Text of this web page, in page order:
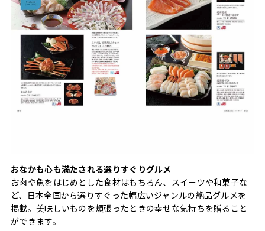
おなかも心も満たされる選りすぐりグルメ
お肉や魚をはじめとした食材はもちろん、スイーツや和菓子な
ど、日本全国から選りすぐった幅広いジャンルの絶品グルメを
掲載。美味しいものを頬張ったときの幸せな気持ちを贈ること
ができます。